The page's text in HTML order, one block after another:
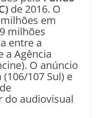
de 2016. O
em
milhões
entre a
a Agência
O anúncio
107 Sul) e
do audiovisual